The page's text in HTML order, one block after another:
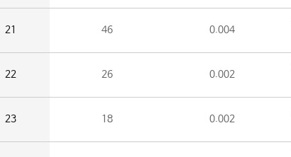
21 46 0.004
22 26 0.002
23 18 0.002